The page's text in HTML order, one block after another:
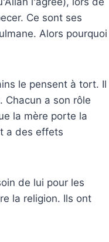
Ce sont ses
Alors pourquoi
le pensent à tort. Il
Chacun a son rôle
la mère porte la
a des effets
de lui pour les
la religion. Ils ont